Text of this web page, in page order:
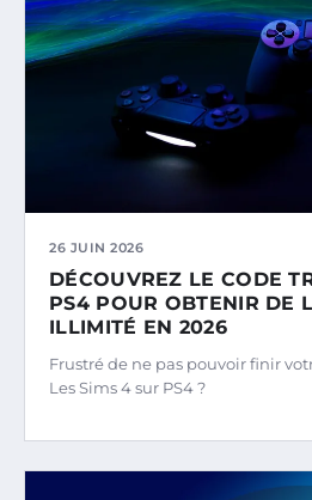
26 JUIN 2026
DÉCOUVREZ LE CODE
PS4 POUR OBTENIR DE
ILLIMITÉ EN 2026
Frustré de ne pas pouvoir finir
Les Sims 4 sur PS4 ?